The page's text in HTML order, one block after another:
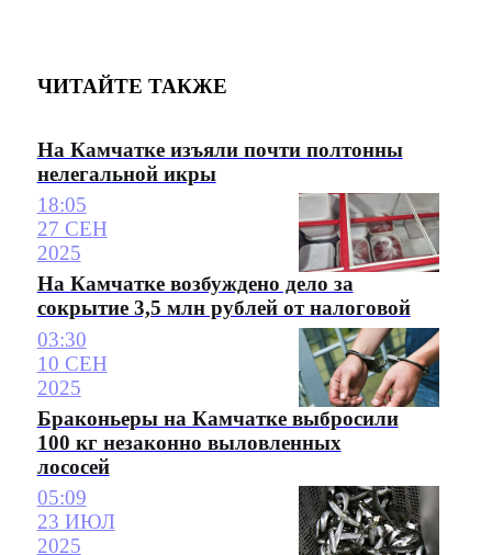
ЧИТАЙТЕ ТАКЖЕ
На Камчатке изъяли почти полтонны
нелегальной икры
18:05
27 СЕН
2025
На Камчатке возбуждено дело за
сокрытие 3,5 млн рублей от налоговой
03:30
10 СЕН
2025
Браконьеры на Камчатке выбросили
100 кг незаконно выловленных
лососей
05:09
23 ИЮЛ
2025